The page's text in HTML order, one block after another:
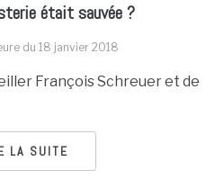
était sauvée ?
du 18 janvier 2018
François Schreuer et de
LA SUITE